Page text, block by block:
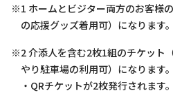
※1 ホームとビジター両方のお客様
の応援グッズ着用可）になります。
※2 介添人を含む2枚1組のチケット
やり駐車場の利用可）になります。
・QRチケットが2枚発行されます。